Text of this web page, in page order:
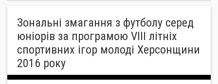
Зональні змагання з футболу серед
юніорів за програмою VІІІ літніх
спортивних ігор молоді Херсонщини
2016 року